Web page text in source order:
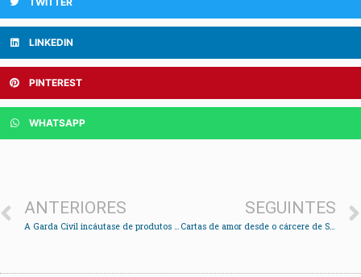
LINKEDIN
PINTEREST
WHATSAPP
ANTERIORES
A Garda Civil incáutase de produtos pirotécnicos á venda nun bar de Soutomaior
SEGUINTES
Cartas de amor desde o cárcere de San Simón